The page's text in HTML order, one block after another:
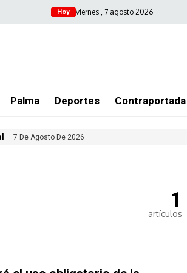
Hoy viernes , 7 agosto 2026
Palma Deportes Contraportada
7 De Agosto De 2026
1
artículos